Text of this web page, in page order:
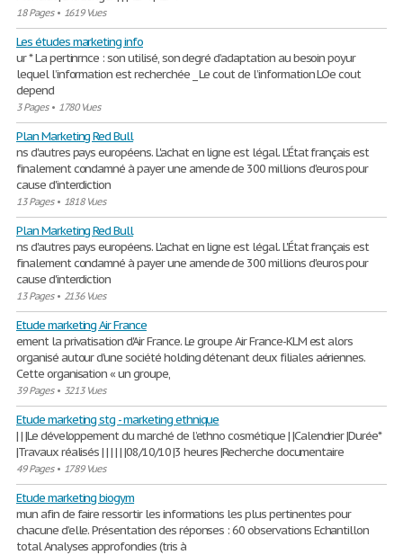
18 Pages• 1619 Vues
Les études marketing info
ur * La pertinrnce : son utilisé, son degré d’adaptation au besoin poyur
lequel l’information est recherchée _ Le cout de l’information LOe cout
depend
3 Pages• 1780 Vues
Plan Marketing Red Bull
ns d'autres pays européens. L'achat en ligne est légal. L'État français est
finalement condamné à payer une amende de 300 millions d'euros pour
cause d'interdiction
13 Pages• 1818 Vues
Plan Marketing Red Bull
ns d'autres pays européens. L'achat en ligne est légal. L'État français est
finalement condamné à payer une amende de 300 millions d'euros pour
cause d'interdiction
13 Pages• 2136 Vues
Etude marketing Air France
ement la privatisation d'Air France. Le groupe Air France-KLM est alors
organisé autour d'une société holding détenant deux filiales aériennes.
Cette organisation « un groupe,
39 Pages• 3213 Vues
Etude marketing stg - marketing ethnique
| | |Le développement du marché de l’ethno cosmétique | |Calendrier |Durée*
|Travaux réalisés | | | | | |08/10/10 |3 heures |Recherche documentaire
49 Pages• 1789 Vues
Etude marketing biogym
mun afin de faire ressortir les informations les plus pertinentes pour
chacune d’elle. Présentation des réponses : 60 observations Echantillon
total Analyses approfondies (tris à